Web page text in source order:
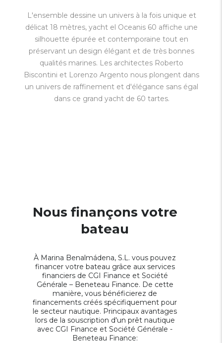
L'ensemble dessine un univers à la fois unique et
délicat 18 mètres, yacht el Oceanis 60 affiche une
silhouette épurée et contemporaine tout en
préservant un design élégant et de très bonnes
qualités marines. Les architectes Roberto
Biscontini et Lorenzo Argento nous plongent dans
un univers de raffinement et d'élégance sans égal
dans ce grand yacht de 60 tartes.
Nous finançons votre
bateau
À Marina Benalmádena, S.L. vous pouvez
financer votre bateau grâce aux services
financiers de CGI Finance et Société
Générale – Beneteau Finance. De cette
manière, vous bénéficierez de
financements créés spécifiquement pour
le secteur nautique. Principaux avantages
lors de la souscription d'un prêt nautique
avec CGI Finance et Société Générale -
Beneteau Finance: